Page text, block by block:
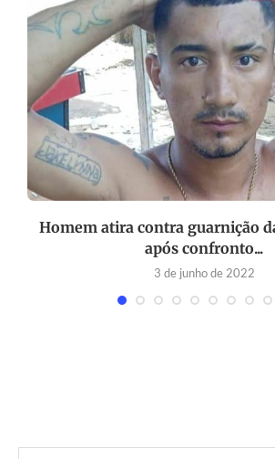
Homem atira contra guarnição
após confronto...
3 de junho de 2022